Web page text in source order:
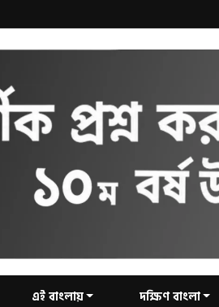
এই বাংলায় দক্ষিণ বাংলা